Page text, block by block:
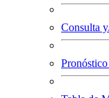
Consulta